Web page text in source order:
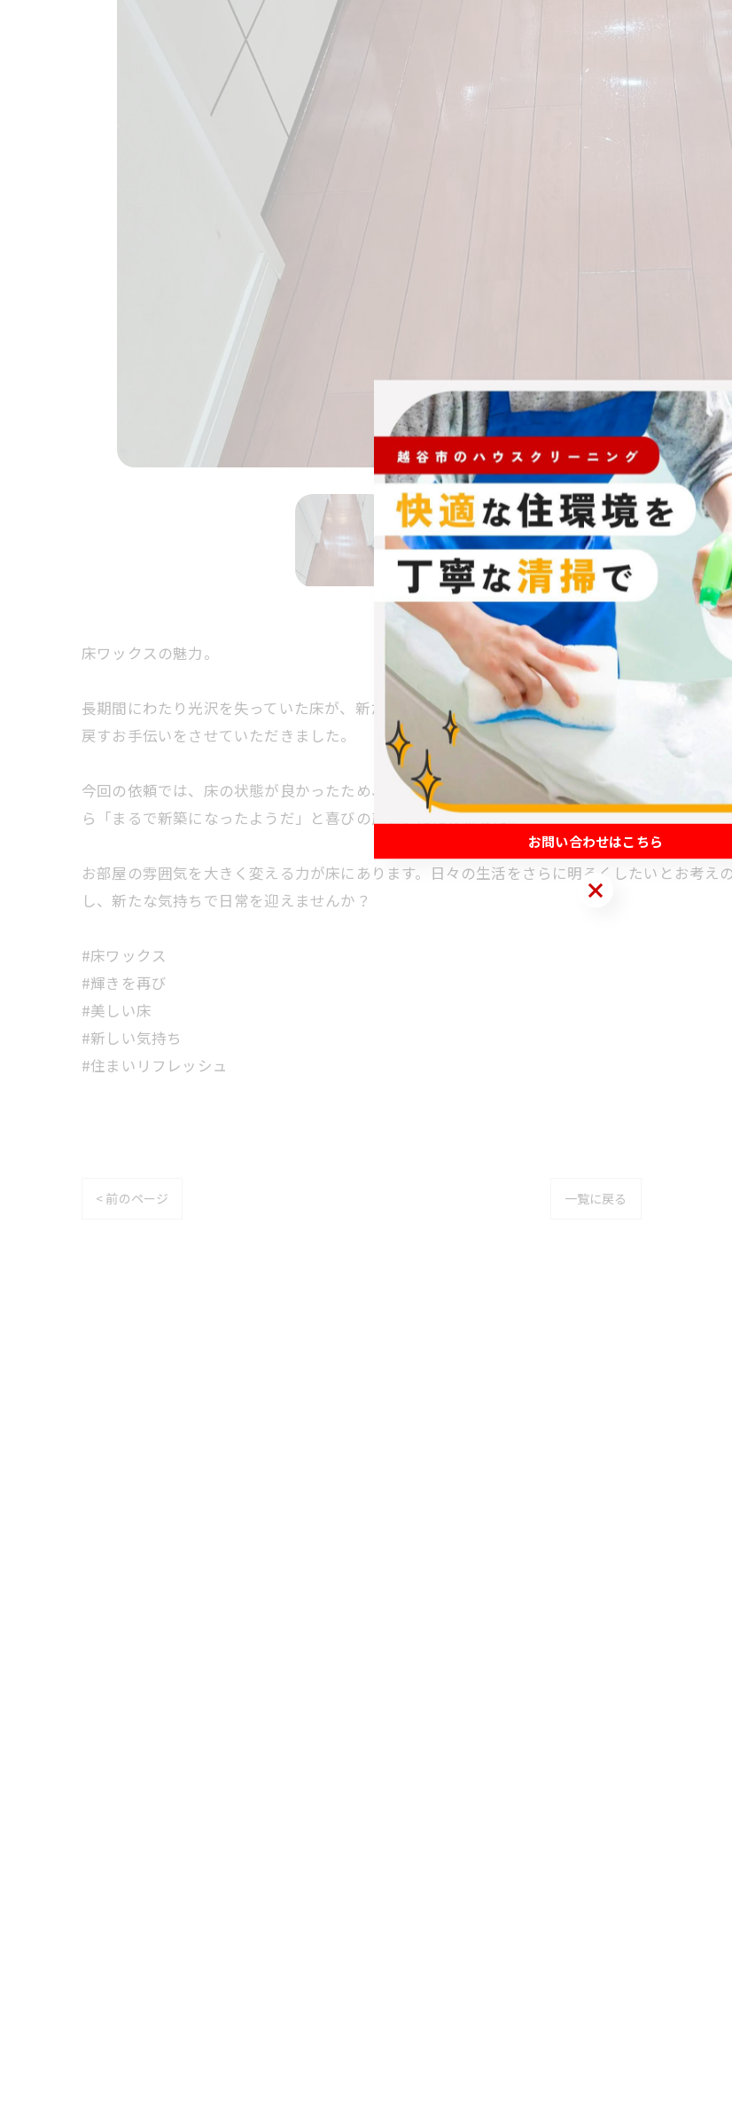
床ワックスの魅力。
長期間にわたり光沢を失っていた床が、新たに息を吹き返しました。最近何年もワックスを施
戻すお手伝いをさせていただきました。
今回の依頼では、床の状態が良かったため、ワックスの剥離作業を行わずに、直接新たにワ
ら「まるで新築になったようだ」と喜びの声をいただけました。
お部屋の雰囲気を大きく変える力が床にあります。日々の生活をさらに明るくしたいとお考
し、新たな気持ちで日常を迎えませんか？
#床ワックス
#輝きを再び
#美しい床
#新しい気持ち
#住まいリフレッシュ
< 前のページ 一覧に戻る
お問い合わせはこちら
お問い合わせはこちら